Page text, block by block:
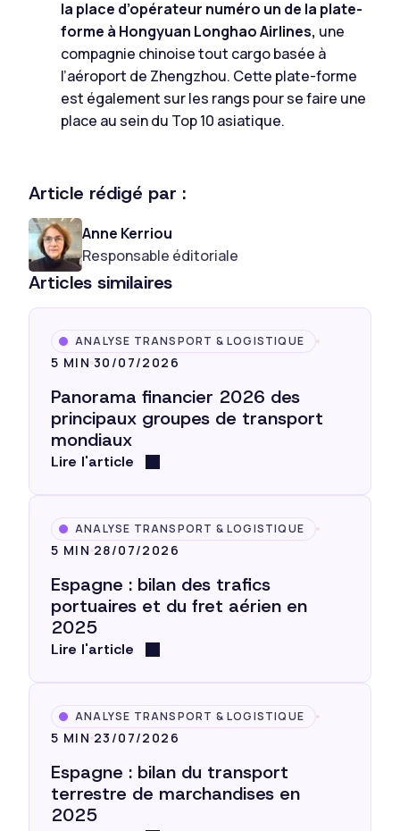
Article rédigé par :
Anne Kerriou
Responsable éditoriale
Articles similaires
ANALYSE TRANSPORT & LOGISTIQUE
5 MIN 30/07/2026
Panorama financier 2026 des
principaux groupes de transport
mondiaux
Lire l'article
ANALYSE TRANSPORT & LOGISTIQUE
5 MIN 28/07/2026
Espagne : bilan des trafics
portuaires et du fret aérien en
2025
Lire l'article
ANALYSE TRANSPORT & LOGISTIQUE
5 MIN 23/07/2026
Espagne : bilan du transport
terrestre de marchandises en
2025
la place d’opérateur numéro un de la plate-
forme à Hongyuan Longhao Airlines, une
compagnie chinoise tout cargo basée à
l’aéroport de Zhengzhou. Cette plate-forme
est également sur les rangs pour se faire une
place au sein du Top 10 asiatique.